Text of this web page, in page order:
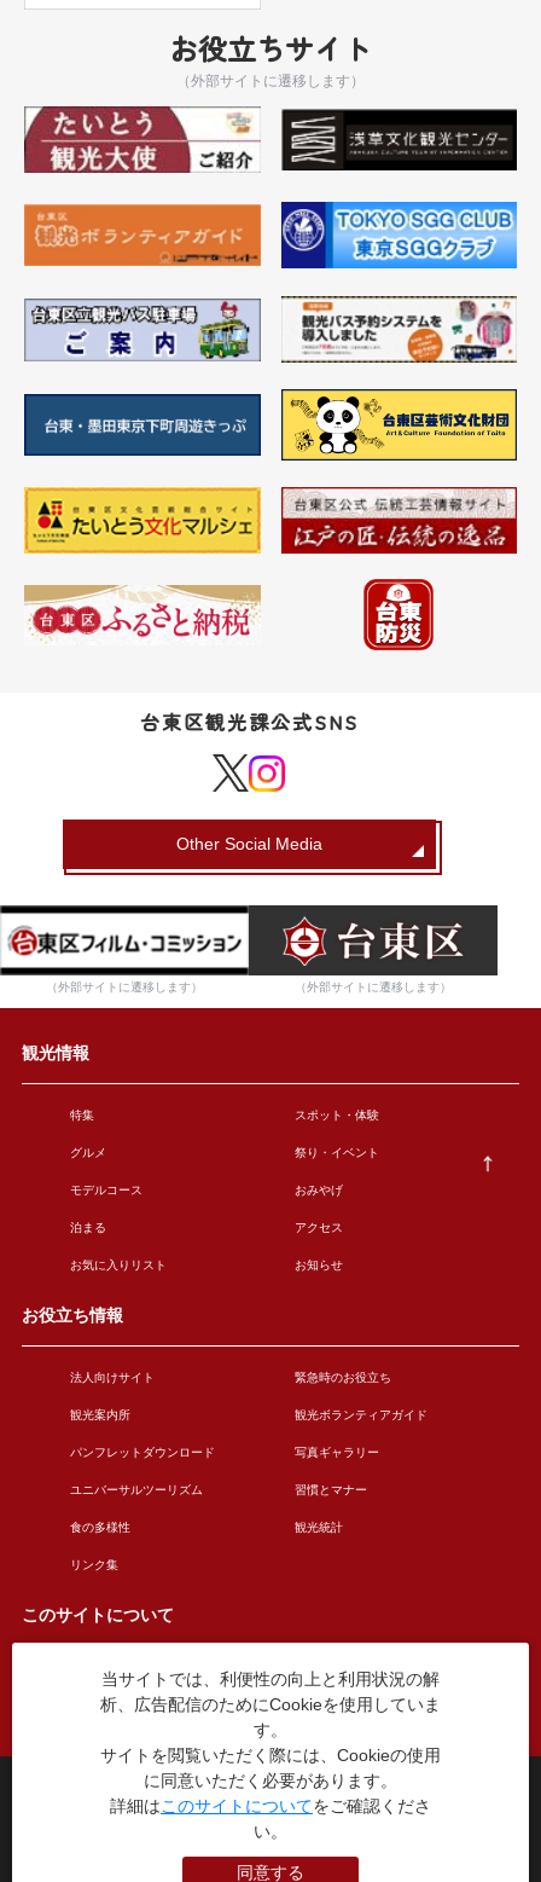
お役立ちサイト
（外部サイトに遷移します）
台東区観光課公式SNS
Other Social Media
（外部サイトに遷移します） （外部サイトに遷移します）
観光情報
特集 スポット・体験
グルメ 祭り・イベント
モデルコース おみやげ
泊まる アクセス
お気に入りリスト お知らせ
お役立ち情報
法人向けサイト 緊急時のお役立ち
観光案内所 観光ボランティアガイド
パンフレットダウンロード 写真ギャラリー
ユニバーサルツーリズム 習慣とマナー
食の多様性 観光統計
リンク集
このサイトについて
このサイトについて 広告掲載について
お問い合わせ
台東区役所観光課
〒110-8615 東京都台東区東上野4丁目5番6号
TEL：03-5246-1151
当サイトでは、利便性の向上と利用状況の解
析、広告配信のためにCookieを使用していま
す。
サイトを閲覧いただく際には、Cookieの使用
に同意いただく必要があります。
詳細はこのサイトについてをご確認くださ
い。
同意する